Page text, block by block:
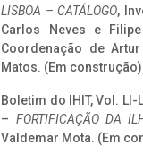
LISBOA – CATÁLOGO,
Carlos Neves e
Coordenação de
Matos. (Em construção)
Boletim do IHIT, Vol. LI-
– FORTIFICAÇÃO DA
Valdemar Mota. (Em